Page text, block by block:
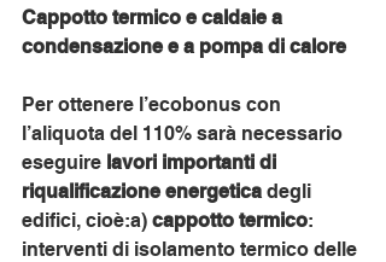
Cappotto termico e caldaie a
condensazione e a pompa di calore
Per ottenere l’ecobonus con
l’aliquota del 110% sarà necessario
eseguire lavori importanti di
riqualificazione energetica degli
edifici, cioè:a) cappotto termico:
interventi di isolamento termico delle